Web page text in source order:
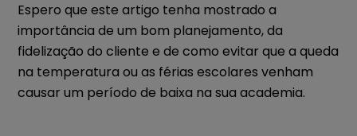
Espero que este artigo tenha mostrado a
importância de um bom planejamento, da
fidelização do cliente e de como evitar que a queda
na temperatura ou as férias escolares venham
causar um período de baixa na sua academia.